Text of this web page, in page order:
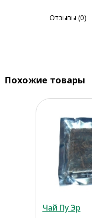
Отзывы (0)
Похожие товары
Чай Пу Эр